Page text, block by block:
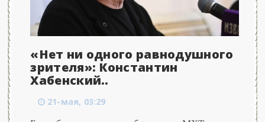
«Нет ни одного равнодушного
зрителя»: Константин
Хабенский..
21-мая, 03:29